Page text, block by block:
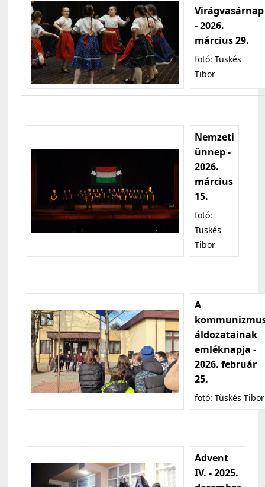
Virágvasárnap
- 2026.
március 29.
fotó: Tüskés
Tibor
Nemzeti
ünnep -
2026.
március
15.
fotó:
Tüskés
Tibor
A
áldozatainak
emléknapja -
2026. február
25.
fotó: Tüskés Tibor
Advent
IV. - 2025.